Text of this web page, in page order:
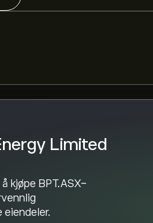
Limited
kjøpe BPT.ASX-